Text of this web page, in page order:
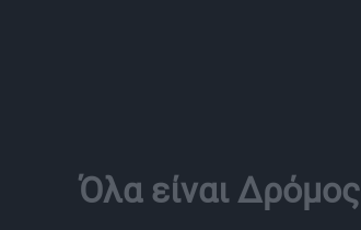
Όλα είναι Δρόμος